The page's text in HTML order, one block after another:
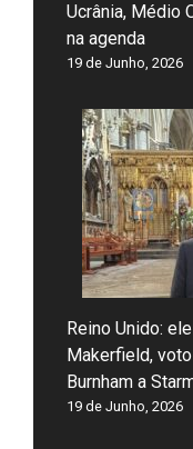
Ucrânia, Médio
na agenda
19 de Junho, 2026
Reino Unido:
Makerfield,
Burnham a
19 de Junho, 2026